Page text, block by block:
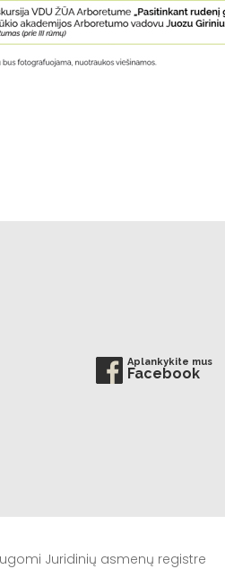
Aplankykite mus
Facebook
Juridinių asmenų registre